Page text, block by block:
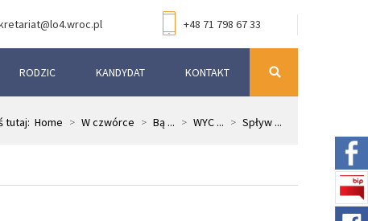
+48 71 798 67 33
RODZIC KANDYDAT KONTAKT
tutaj: Home > W czwórce > Bą ... > WYC ... > Spływ ...